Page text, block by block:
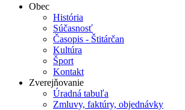
Obec
História
Súčasnosť
Časopis - Štitárčan
Kultúra
Šport
Kontakt
Zverejňovanie
Úradná tabuľa
Zmluvy, faktúry, objednávky